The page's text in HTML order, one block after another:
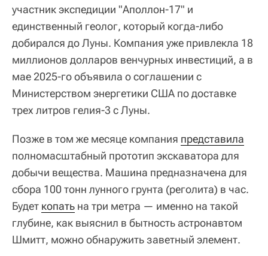
участник экспедиции "Аполлон-17" и
единственный геолог, который когда-либо
добирался до Луны. Компания уже привлекла 18
миллионов долларов венчурных инвестиций, а в
мае 2025-го объявила о соглашении с
Министерством энергетики США по доставке
трех литров гелия-3 с Луны.
Позже в том же месяце компания представила
полномасштабный прототип экскаватора для
добычи вещества. Машина предназначена для
сбора 100 тонн лунного грунта (реголита) в час.
Будет копать на три метра — именно на такой
глубине, как выяснил в бытность астронавтом
Шмитт, можно обнаружить заветный элемент.